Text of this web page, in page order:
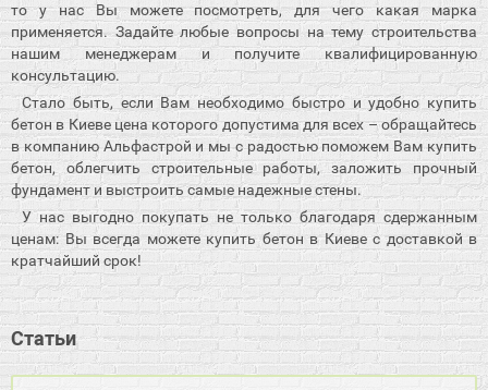
то у нас Вы можете посмотреть, для чего какая марка
применяется. Задайте любые вопросы на тему строительства
нашим менеджерам и получите квалифицированную
консультацию.
Стало быть, если Вам необходимо быстро и удобно купить
бетон в Киеве цена которого допустима для всех – обращайтесь
в компанию Альфастрой и мы с радостью поможем Вам купить
бетон, облегчить строительные работы, заложить прочный
фундамент и выстроить самые надежные стены.
У нас выгодно покупать не только благодаря сдержанным
ценам: Вы всегда можете купить бетон в Киеве с доставкой в
кратчайший срок!
Статьи